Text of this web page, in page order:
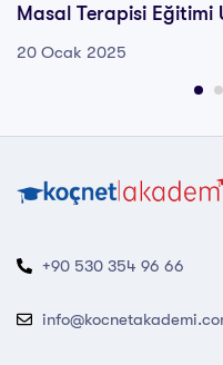
Masal Terapisi Eğitimi
20 Ocak 2025
+90 530 354 96 66